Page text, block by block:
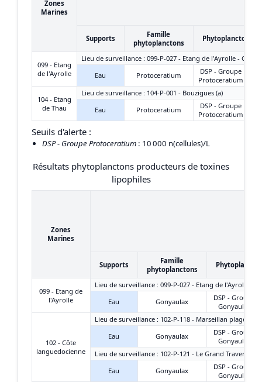
Zones
Marines
Supports
Famille
phytoplanctons
Phytoplanctons
099 - Etang
de l'Ayrolle
Lieu de surveillance : 099-P-027 - Etang de l'Ayrolle - Grau
Eau
Protoceratium
DSP - Groupe
Protoceratium
104 - Etang
de Thau
Lieu de surveillance : 104-P-001 - Bouzigues (a)
Eau
Protoceratium
DSP - Groupe
Protoceratium
Seuils d'alerte :
DSP - Groupe Protoceratium : 10 000 n(cellules)/L
Résultats phytoplanctons producteurs de toxines
lipophiles
Zones
Marines
Supports
Famille
phytoplanctons
099 - Etang de
l'Ayrolle
Lieu de surveillance : 099-P-027 - Etang de l'Ayrolle -
Eau
Gonyaulax
DSP - Groupe
Gonyaulax
102 - Côte
languedocienne
Lieu de surveillance : 102-P-118 - Marseillan plage-est
Eau
Gonyaulax
DSP - Groupe
Gonyaulax
Lieu de surveillance : 102-P-121 - Le Grand Travers
Eau
Gonyaulax
DSP - Groupe
Gonyaulax